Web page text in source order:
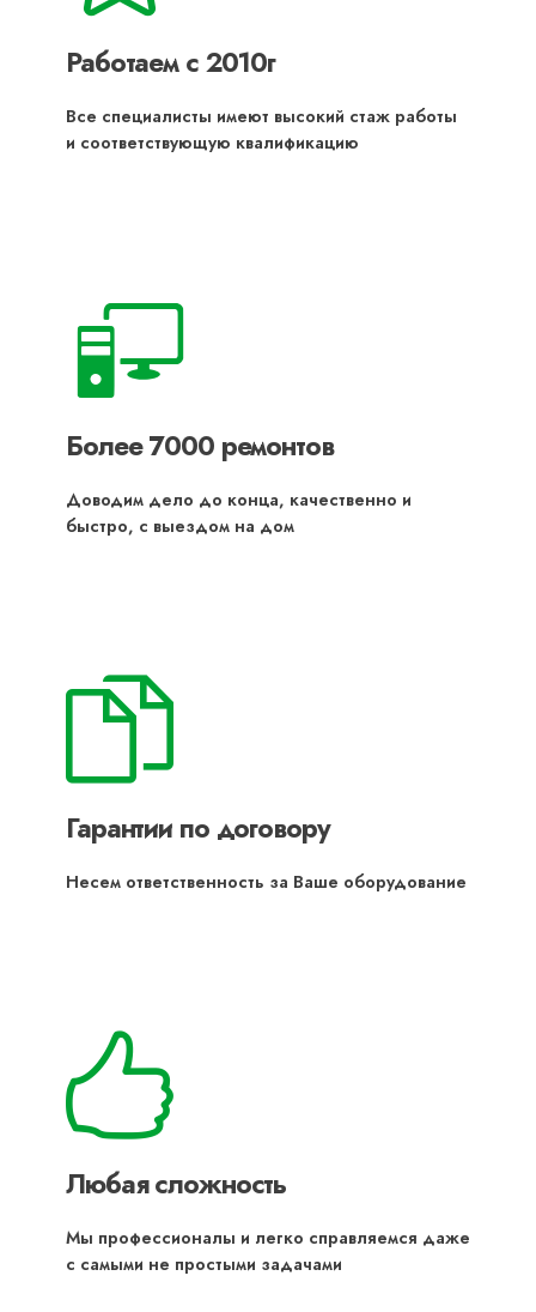
Работаем с 2010г
Все специалисты имеют высокий стаж работы
и соответствующую квалификацию
Более 7000 ремонтов
Доводим дело до конца, качественно и
быстро, с выездом на дом
Гарантии по договору
Несем ответственность за Ваше оборудование
Любая сложность
Мы профессионалы и легко справляемся даже
с самыми не простыми задачами